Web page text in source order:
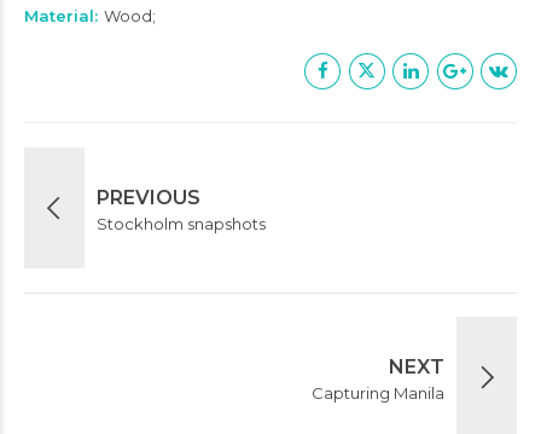
Material Wood
PREVIOUS
Stockholm snapshots
NEXT
Capturing Manila